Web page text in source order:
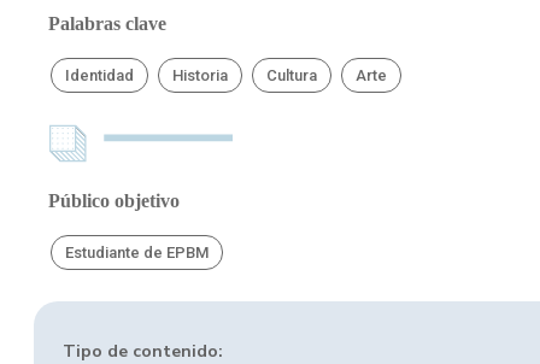
Palabras clave
Identidad Historia Cultura Arte
Público objetivo
Estudiante de EPBM
Tipo de contenido: